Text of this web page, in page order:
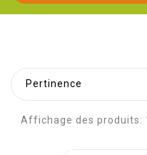
Pertinence
Affichage des produits: